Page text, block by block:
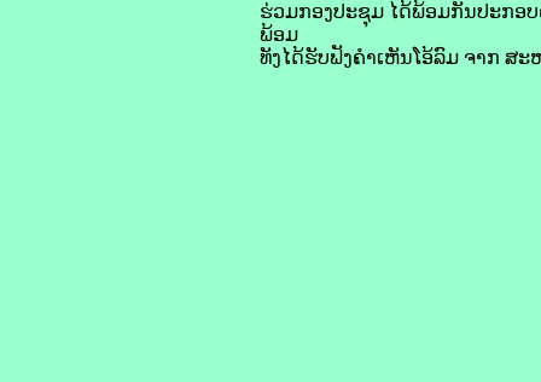
ຮ່ວມກອງປະຊຸມ ໄດ້ພ້ອມກັນປະກອ
ພ້ອມ
ທັງໄດ້ຮັບຟັງຄໍາເຫັນໂອ້ລົມ ຈາກ ສ